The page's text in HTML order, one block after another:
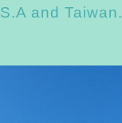
and Taiwan.